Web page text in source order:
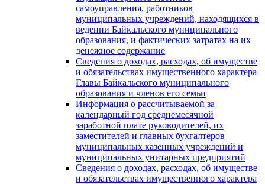
самоуправления, работников
муниципальных учреждений, находящихся в
ведении Байкальского муниципального
образования, и фактических затратах на их
денежное содержание
Сведения о доходах, расходах, об имуществе
и обязательствах имущественного характера
Главы Байкальского муниципального
образования и членов его семьи
Информация о рассчитываемой за
календарный год среднемесячной
заработной плате руководителей, их
заместителей и главных бухгалтеров
муниципальных казенных учреждений и
муниципальных унитарных предприятий
Сведения о доходах, расходах, об имуществе
и обязательствах имущественного характера